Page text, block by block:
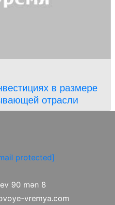
в размере
отрасли
protected]
90 mən 8
vremya.com